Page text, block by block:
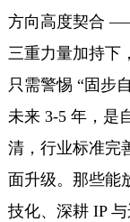
方向高度契合
三重力量加持下
只需警惕 “固步自
未来 3-5 年，是
清，行业标准完
面升级。那些能
技化、深耕 IP